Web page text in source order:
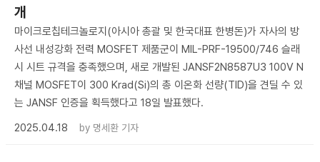
개
마이크로칩테크놀로지(아시아 총괄 및 한국대표 한병돈)가 자사의 방
사선 내성강화 전력 MOSFET 제품군이 MIL-PRF-19500/746 슬래
시 시트 규격을 충족했으며, 새로 개발된 JANSF2N8587U3 100V N
채널 MOSFET이 300 Krad(Si)의 총 이온화 선량(TID)을 견딜 수 있
는 JANSF 인증을 획득했다고 18일 발표했다.
2025.04.18
by 명세환 기자